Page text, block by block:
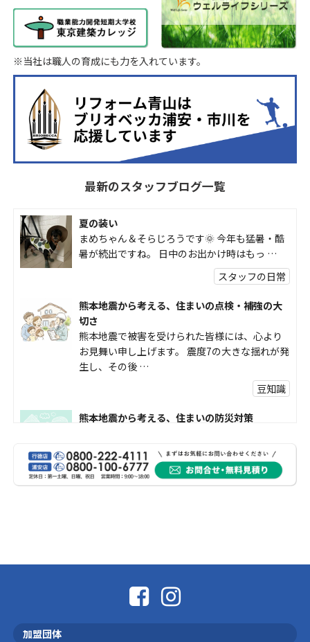
※当社は職人の育成にも力を入れています。
最新のスタッフブログ一覧
夏の装い
まめちゃん＆そらじろうです🌞 今年も猛暑・酷
暑が続出ですね。 日中のお出かけ時はもっ …
スタッフの日常
熊本地震から考える、住まいの点検・補強の大
切さ
熊本地震で被害を受けられた皆様には、心より
お見舞い申し上げます。 震度7の大きな揺れが発
生し、その後 …
豆知識
熊本地震から考える、住まいの防災対策
受けられた皆様に、心よりお見舞い申し上げま
す。 今回の地震 …
社長コラム
加盟団体